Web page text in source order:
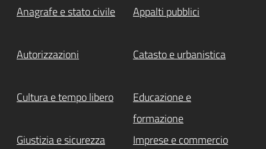
Anagrafe e stato civile Appalti pubblici
Autorizzazioni Catasto e urbanistica
Cultura e tempo libero
Educazione e
formazione
Giustizia e sicurezza
Imprese e commercio